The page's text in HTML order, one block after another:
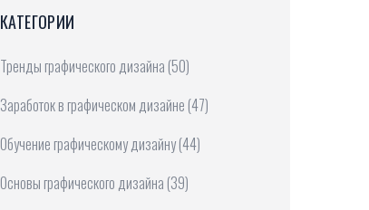
КАТЕГОРИИ
Тренды графического дизайна (50)
Заработок в графическом дизайне (47)
Обучение графическому дизайну(44)
Основы графического дизайна (39)